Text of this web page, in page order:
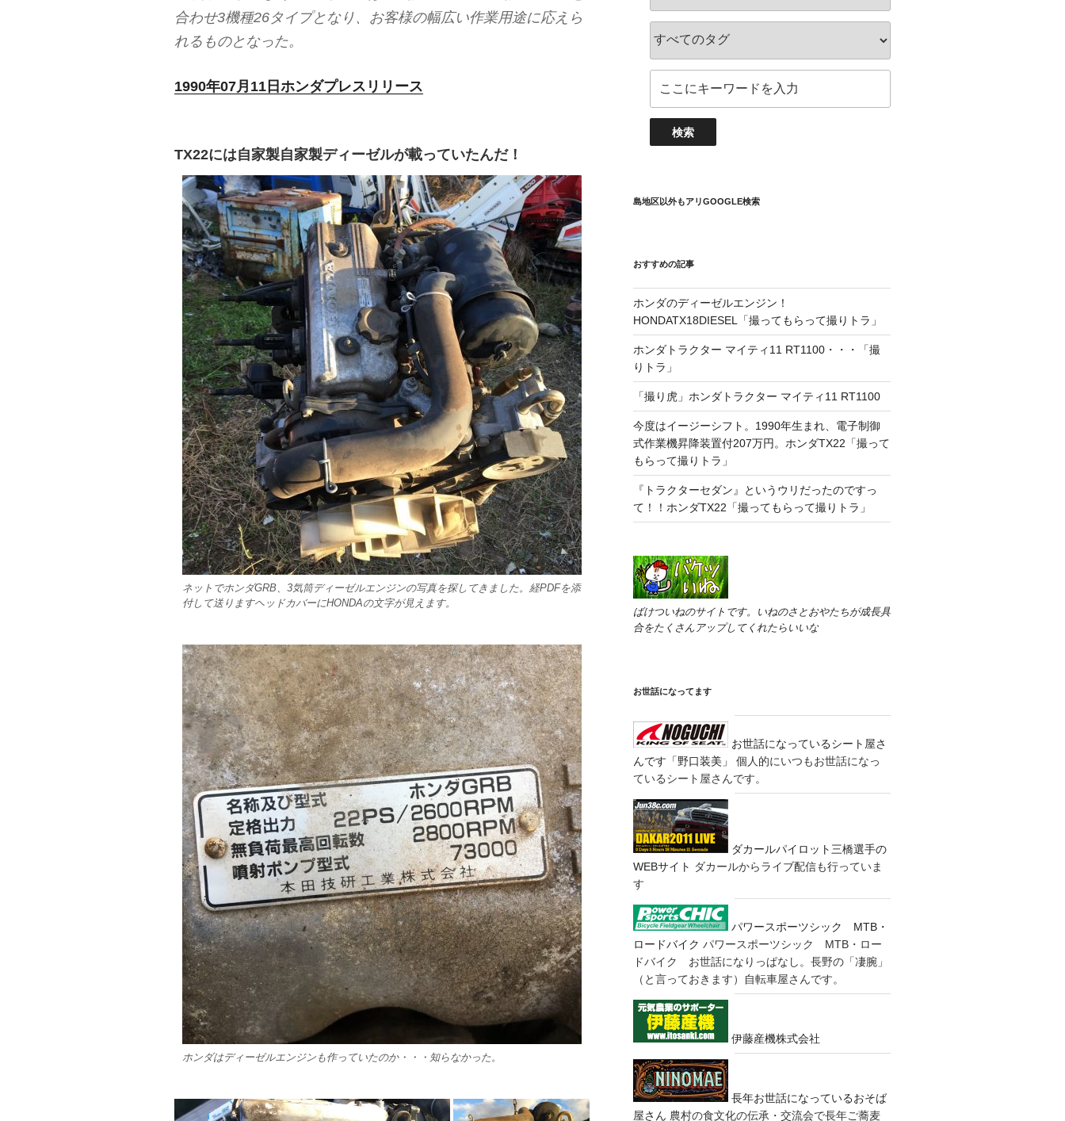
合わせ3機種26タイプとなり、お客様の幅広い作業用途に応えら
れるものとなった。
1990年07月11日ホンダプレスリリース
TX22には自家製自家製ディーゼルが載っていたんだ！
ネットでホンダGRB、3気筒ディーゼルエンジンの写真を探してきました。経PDFを添
付して送りますヘッドカバーにHONDAの文字が見えます。
ホンダはディーゼルエンジンも作っていたのか・・・知らなかった。
島地区以外もアリGOOGLE検索
おすすめの記事
ホンダのディーゼルエンジン！
HONDATX18DIESEL「撮ってもらって撮りトラ」
ホンダトラクター マイティ11 RT1100・・・「撮
りトラ」
「撮り虎」ホンダトラクター マイティ11 RT1100
今度はイージーシフト。1990年生まれ、電子制御
式作業機昇降装置付207万円。ホンダTX22「撮って
もらって撮りトラ」
『トラクターセダン』というウリだったのですっ
て！！ホンダTX22「撮ってもらって撮りトラ」
ばけついねのサイトです。いねのさとおやたちが成長具
合をたくさんアップしてくれたらいいな
お世話になってます
お世話になっているシート屋さ
んです「野口装美」
個人的にいつもお世話になっ
ているシート屋さんです。
ダカールパイロット三橋選手の
WEBサイト ダカールからライブ配信も行っていま
す
パワースポーツシック MTB・
ロードバイク パワースポーツシック MTB・ロー
ドバイク お世話になりっぱなし。長野の「凄腕」
（と言っておきます）自転車屋さんです。
伊藤産機株式会社
長年お世話になっているおそば
屋さん 農村の食文化の伝承・交流会で長年ご蕎麦